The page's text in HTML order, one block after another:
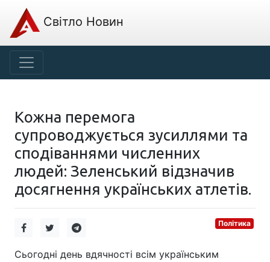
Світло Новин
Кожна перемога
супроводжується зусиллями та
сподіваннями численних
людей: Зеленський відзначив
досягнення українських атлетів.
Політика
Сьогодні день вдячності всім українським